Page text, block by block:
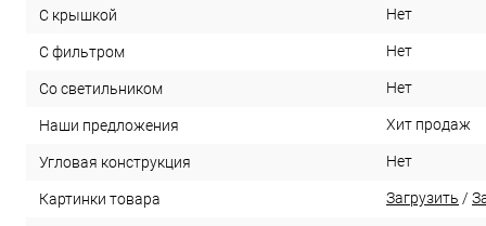
С крышкой Нет
С фильтром Нет
Со светильником Нет
Наши предложения Хит продаж
Угловая конструкция Нет
Картинки товара Загрузить /